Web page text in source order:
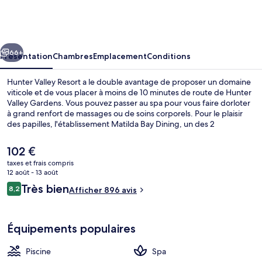
Suivant
66+
PrésentationChambresEmplacementConditions
Hunter Valley Resort a le double avantage de proposer un domaine
viticole et de vous placer à moins de 10 minutes de route de Hunter
Valley Gardens. Vous pouvez passer au spa pour vous faire dorloter
à grand renfort de massages ou de soins corporels. Pour le plaisir
des papilles, l'établissement Matilda Bay Dining, un des 2
est ouvert pour le petit déjeuner, le déjeuner ainsi que le dîner. Au
menu des petits plus offerts sur place, on trouve une piscine
extérieure, un bar / salon et un court de tennis extérieur. Sympa non
? Les autres voyageurs adorent le personnel attentionné.
Le
prix
actuel
est
de
102 €
taxes et frais compris
12 août - 13 août
Avis
voyageurs
8,28,2 sur 10
Très bienAfficher 896 avis
Équipements populaires
Piscine
Spa